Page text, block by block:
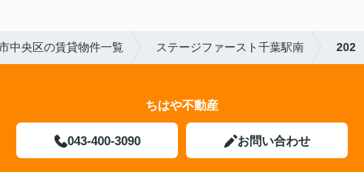
中央区の賃貸物件一覧 ステージファースト千葉駅南 202
ちはや不動産
043-400-3090 お問い合わせ